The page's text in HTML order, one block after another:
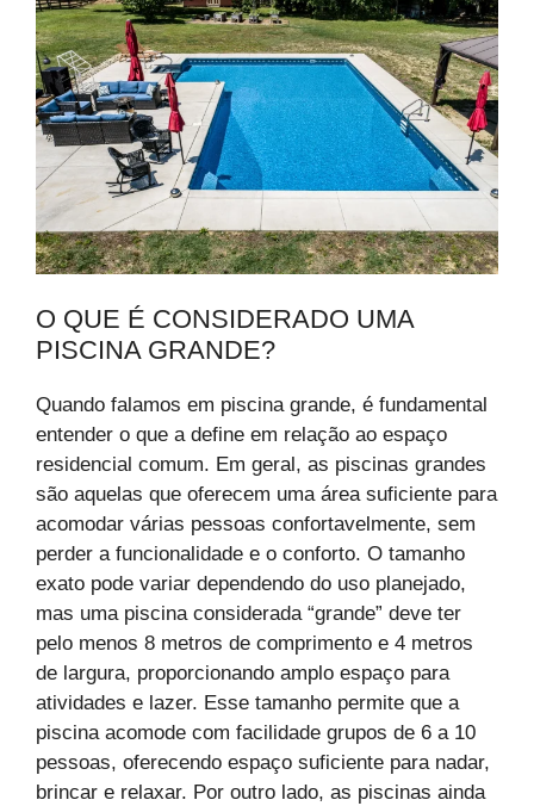
O QUE É CONSIDERADO UMA
PISCINA GRANDE?
Quando falamos em piscina grande, é fundamental
entender o que a define em relação ao espaço
residencial comum. Em geral, as piscinas grandes
são aquelas que oferecem uma área suficiente para
acomodar várias pessoas confortavelmente, sem
perder a funcionalidade e o conforto. O tamanho
exato pode variar dependendo do uso planejado,
mas uma piscina considerada “grande” deve ter
pelo menos 8 metros de comprimento e 4 metros
de largura, proporcionando amplo espaço para
atividades e lazer. Esse tamanho permite que a
piscina acomode com facilidade grupos de 6 a 10
pessoas, oferecendo espaço suficiente para nadar,
brincar e relaxar. Por outro lado, as piscinas ainda